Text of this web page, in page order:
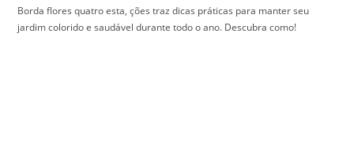
Borda flores quatro esta, ções traz dicas práticas para manter seu
jardim colorido e saudável durante todo o ano. Descubra como!